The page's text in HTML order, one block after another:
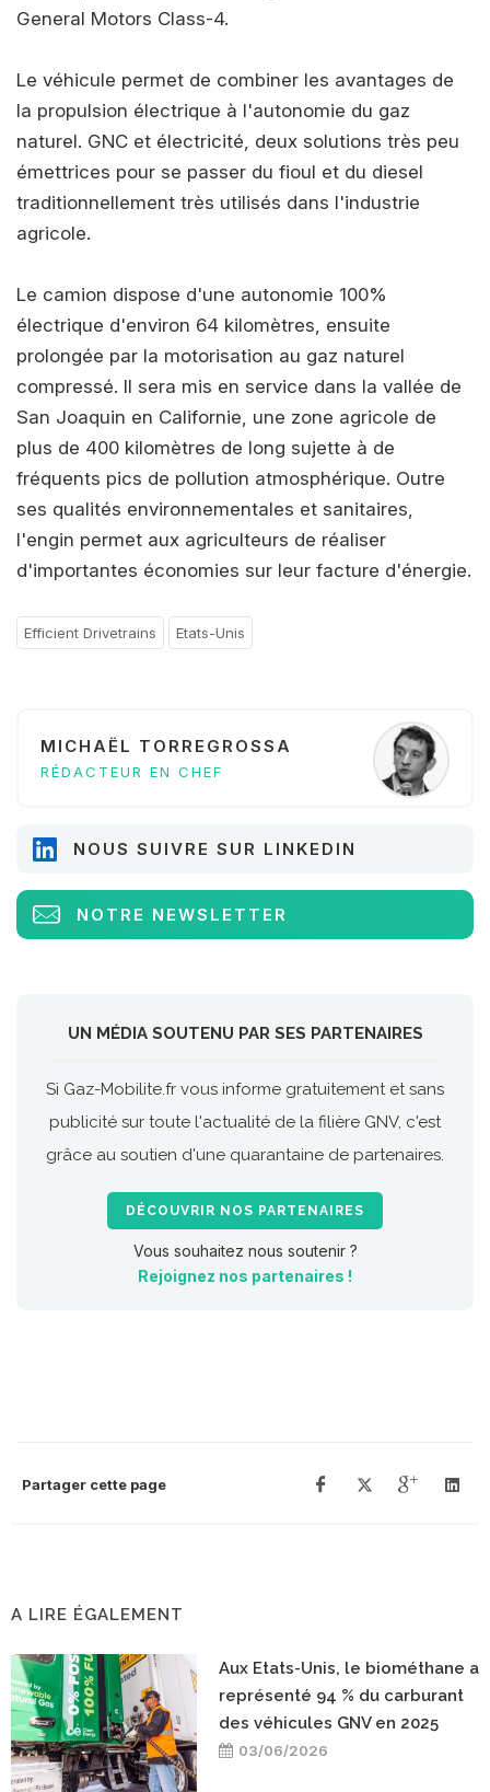
General Motors Class-4.
Le véhicule permet de combiner les avantages de
la propulsion électrique à l'autonomie du gaz
naturel. GNC et électricité, deux solutions très peu
émettrices pour se passer du fioul et du diesel
traditionnellement très utilisés dans l'industrie
agricole.
Le camion dispose d'une autonomie 100%
électrique d'environ 64 kilomètres, ensuite
prolongée par la motorisation au gaz naturel
compressé. Il sera mis en service dans la vallée de
San Joaquin en Californie, une zone agricole de
plus de 400 kilomètres de long sujette à de
fréquents pics de pollution atmosphérique. Outre
ses qualités environnementales et sanitaires,
l'engin permet aux agriculteurs de réaliser
d'importantes économies sur leur facture d'énergie.
Efficient Drivetrains Etats-Unis
MICHAËL TORREGROSSA
RÉDACTEUR EN CHEF
NOUS SUIVRE SUR LINKEDIN
NOTRE NEWSLETTER
UN MÉDIA SOUTENU PAR SES PARTENAIRES
Si Gaz-Mobilite.fr vous informe gratuitement et sans
publicité sur toute l'actualité de la filière GNV, c'est
grâce au soutien d'une quarantaine de partenaires.
DÉCOUVRIR NOS PARTENAIRES
Vous souhaitez nous soutenir ?
Rejoignez nos partenaires !
Partager cette page
A LIRE ÉGALEMENT
Aux Etats-Unis, le biométhane a
représenté 94 % du carburant
des véhicules GNV en 2025
03/06/2026